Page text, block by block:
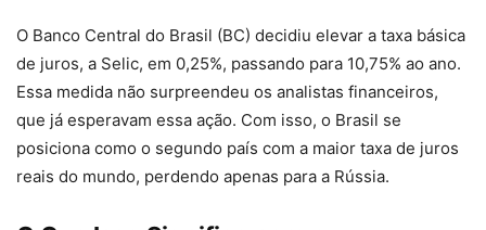
O Banco Central do Brasil (BC) decidiu elevar a taxa básica
de juros, a Selic, em 0,25%, passando para 10,75% ao ano.
Essa medida não surpreendeu os analistas financeiros,
que já esperavam essa ação. Com isso, o Brasil se
posiciona como o segundo país com a maior taxa de juros
reais do mundo, perdendo apenas para a Rússia.